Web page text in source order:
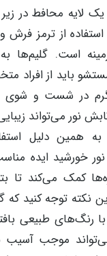
گلیم فرش
کند. با
این گلیم‌ها رقم
کنید که تردد
دچار ساییدگی و
ناخن نیز، یک
لایه محافط در زیر
از ترمز فرش و
است. گلیم‌ها به
باید از افراد
گرم در شست و شوی